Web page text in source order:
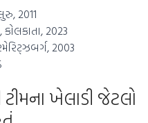
2011
કોલકાતા, 2023
2003
ખેલાડી જેટલો